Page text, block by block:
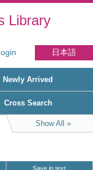
Library
日本語
Newly Arrived
Cross Search
Show All
Save in text